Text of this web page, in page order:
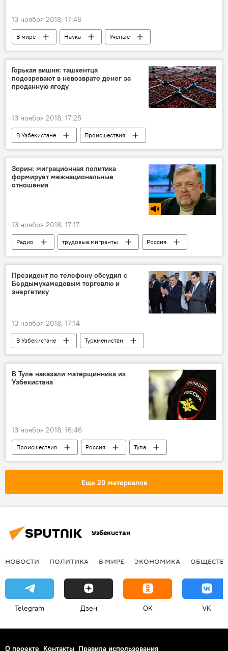
13 ноября 2018, 17:46
В мире Наука Ученые
Горькая вишня: ташкентца
подозревают в невозврате денег за
проданную ягоду
13 ноября 2018, 17:25
В Узбекистане Происшествия
Зорин: миграционная политика
формирует межнациональные
отношения
13 ноября 2018, 17:17
Радио трудовые мигранты
Россия
Владимир Путин
Президент по телефону обсудил с
Бердымухамедовым торговлю и
энергетику
13 ноября 2018, 17:14
В Узбекистане
Туркменистан
Узбекистан
телефонный разговор
Политика
В Туле наказали матерщинника из
Узбекистана
13 ноября 2018, 16:46
Происшествия Россия
Тула
суд
Узбекистан
Еще 20 материалов
Узбекистан
НОВОСТИ ПОЛИТИКА В МИРЕ ЭКОНОМИКА
Telegram Дзен OK VK
О проекте Контакты Правила использования